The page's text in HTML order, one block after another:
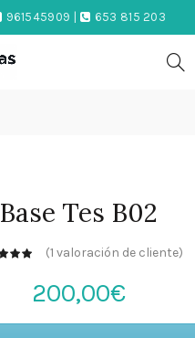
961545909 | 653 815 203
Base Tes B02
(1 valoración de cliente)
200,00€